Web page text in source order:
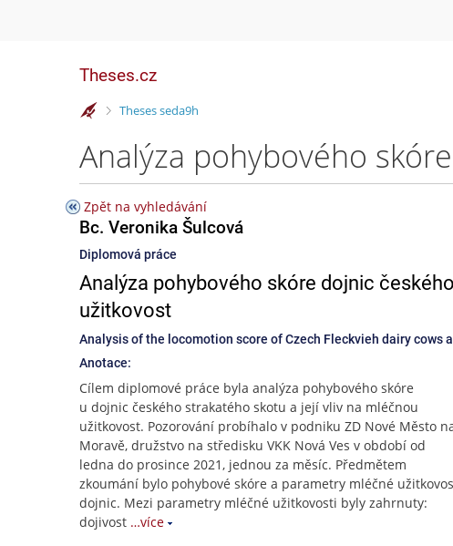
Theses.cz
>
Theses seda9h
Zpět na vyhledávání
Bc. Veronika Šulcová
Diplomová práce
Analýza pohybového skóre dojnic
užitkovost
Analysis of the locomotion score of Czech Fleckvieh dairy cows
Anotace:
Cílem diplomové práce byla analýza pohybového skóre
u dojnic českého strakatého skotu a její vliv na mléčnou
užitkovost. Pozorování probíhalo v podniku ZD Nové Město
Moravě, družstvo na středisku VKK Nová Ves v období od
ledna do prosince 2021, jednou za měsíc. Předmětem
zkoumání bylo pohybové skóre a parametry mléčné
dojnic. Mezi parametry mléčné užitkovosti byly zahrnuty:
dojivost …více